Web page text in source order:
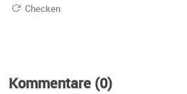
Checken
Kommentare (0)